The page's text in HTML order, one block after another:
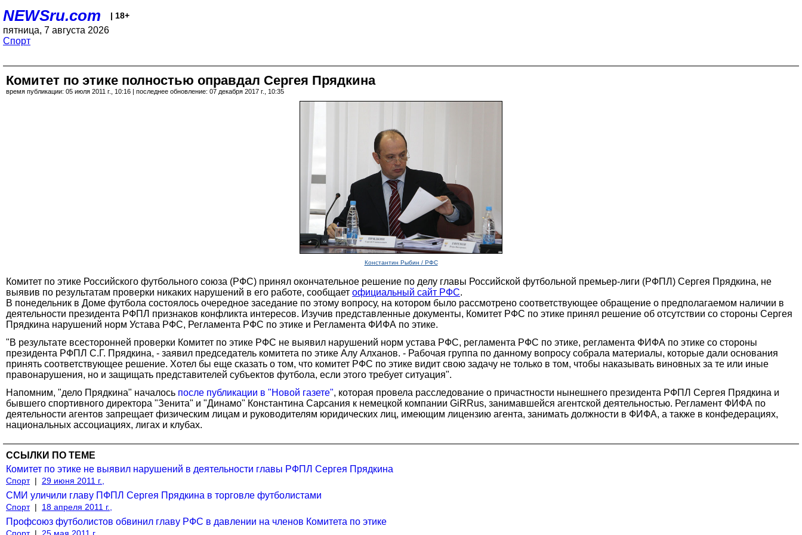
NEWSru.com | 18+
пятница, 7 августа 2026
Спорт
Комитет по этике полностью оправдал Сергея Прядкина
время публикации: 05 июля 2011 г., 10:16 | последнее обновление: 07 декабря 2017 г., 10:35
Константин Рыбин / РФС
Комитет по этике Российского футбольного союза (РФС) принял окончательное решение по делу главы Российской футбольной премьер-лиги (РФПЛ) Сергея Прядкина, не
выявив по результатам проверки никаких нарушений в его работе, сообщает официальный сайт РФС.
В понедельник в Доме футбола состоялось очередное заседание по этому вопросу, на котором было рассмотрено соответствующее обращение о предполагаемом наличии в
деятельности президента РФПЛ признаков конфликта интересов. Изучив представленные документы, Комитет РФС по этике принял решение об отсутствии со стороны Сергея
Прядкина нарушений норм Устава РФС, Регламента РФС по этике и Регламента ФИФА по этике.
"В результате всесторонней проверки Комитет по этике РФС не выявил нарушений норм устава РФС, регламента РФС по этике, регламента ФИФА по этике со стороны
президента РФПЛ С.Г. Прядкина, - заявил председатель комитета по этике Алу Алханов. - Рабочая группа по данному вопросу собрала материалы, которые дали основания
принять соответствующее решение. Хотел бы еще сказать о том, что комитет РФС по этике видит свою задачу не только в том, чтобы наказывать виновных за те или иные
правонарушения, но и защищать представителей субъектов футбола, если этого требует ситуация".
Напомним, "дело Прядкина" началось после публикации в "Новой газете", которая провела расследование о причастности нынешнего президента РФПЛ Сергея Прядкина и
бывшего спортивного директора "Зенита" и "Динамо" Константина Сарсания к немецкой компании GiRRus, занимавшейся агентской деятельностью. Регламент ФИФА по
деятельности агентов запрещает физическим лицам и руководителям юридических лиц, имеющим лицензию агента, занимать должности в ФИФА, а также в конфедерациях,
национальных ассоциациях, лигах и клубах.
ССЫЛКИ ПО ТЕМЕ
Комитет по этике не выявил нарушений в деятельности главы РФПЛ Сергея Прядкина
Спорт | 29 июня 2011 г.,
СМИ уличили главу ПФПЛ Сергея Прядкина в торговле футболистами
Спорт | 18 апреля 2011 г.,
Профсоюз футболистов обвинил главу РФС в давлении на членов Комитета по этике
Спорт | 25 мая 2011 г.,